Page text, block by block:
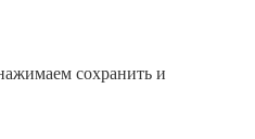
сохранить и